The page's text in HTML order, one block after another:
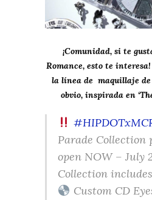
¡Comunidad, si te
Romance, esto te
la línea de maquillaje
obvio, inspirada en
Parade Collection
open NOW – July
Collection
Custom CD